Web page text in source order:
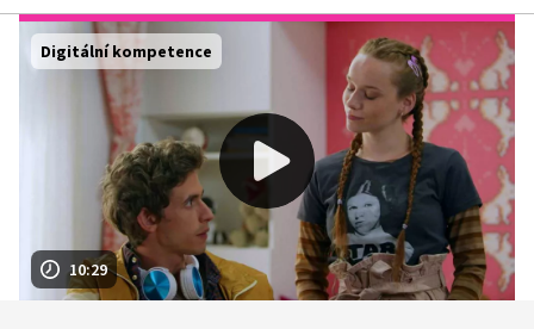
10:29
Digitální kompetence